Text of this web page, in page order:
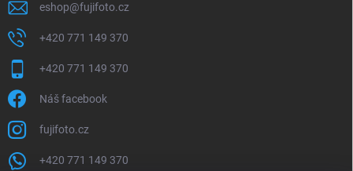
eshop@fujifoto.cz
+420 771 149 370
+420 771 149 370
Náš facebook
fujifoto.cz
+420 771 149 370